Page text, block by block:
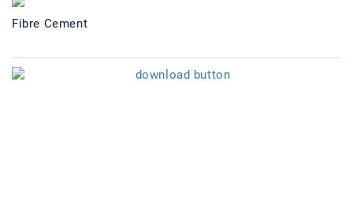
Fibre Cement